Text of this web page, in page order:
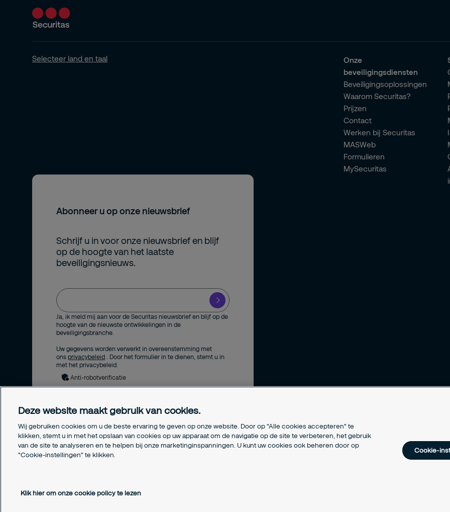
Selecteer land en taal
Abonneer u op onze nieuwsbrief
Schrijf u in voor onze nieuwsbrief en blijf
op de hoogte van het laatste
beveiligingsnieuws.
Ja, ik meld mij aan voor de Securitas nieuwsbrief en blijf op de
hoogte van de nieuwste ontwikkelingen in de
beveiligingsbranche.
Uw gegevens worden verwerkt in overeenstemming met
ons privacybeleid
. Door het formulier in te dienen, stemt u in
met het privacybeleid.
Anti-robotverificatie
Onze
beveiligingsdiensten
Beveiligingsoplossingen
Waarom Securitas?
Prijzen
Contact
Werken bij Securitas
MASWeb
Formulieren
MySecuritas
Copyright © 2026 Securitas Nederland
Deze website maakt gebruik van cookies.
Wij gebruiken cookies om u de beste ervaring te geven op onze website. Door op "Alle cookies accepteren" te
klikken, stemt u in met het opslaan van cookies op uw apparaat om de navigatie op de site te verbeteren, het gebruik
van de site te analyseren en te helpen bij onze marketinginspanningen. U kunt uw cookies ook beheren door op
"Cookie-instellingen" te klikken.
Klik hier om onze cookie policy te lezen
Cookie-